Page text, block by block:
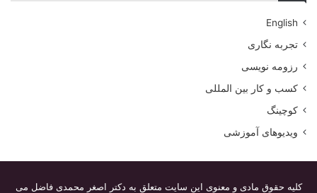
English
تجربه نگاری
رزومه نویسی
کسب و کار بین المللی
کوچینگ
ویدیوهای آموزشی
کلیه حقوق مادی و معنوی این سایت متعلق به دکتر اصغر محمدی فاضل می